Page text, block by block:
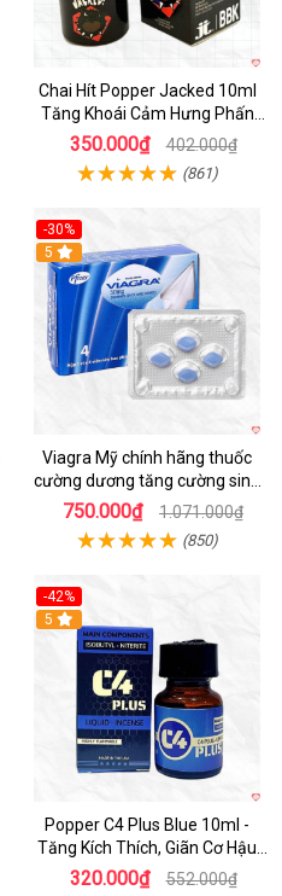
Chai Hít Popper Jacked 10ml
Tăng Khoái Cảm Hưng Phấn
Mạnh
350.000₫ 402.000₫
(861)
-30%
5
Viagra Mỹ chính hãng thuốc
cường dương tăng cường sinh
lực kéo dài
750.000₫ 1.071.000₫
(850)
-42%
5
Popper C4 Plus Blue 10ml -
Tăng Kích Thích, Giãn Cơ Hậu
Môn
320.000₫ 552.000₫